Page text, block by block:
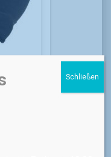
Red
Schließen